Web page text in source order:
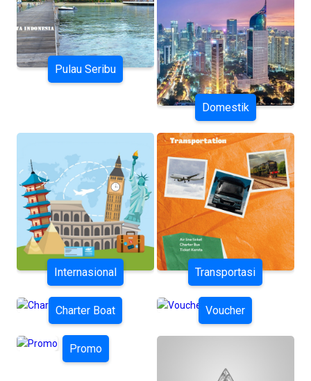
Pulau Seribu
Domestik
Internasional Transportasi
Charter Boat Voucher
Promo